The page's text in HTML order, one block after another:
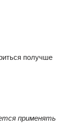
получше
применять